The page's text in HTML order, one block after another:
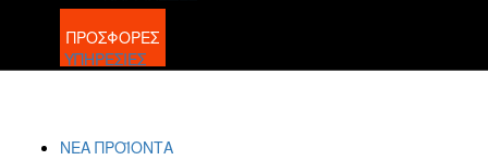
BLOG
ΠΡΟΣΦΟΡΕΣ
ΥΠΗΡΕΣΙΕΣ
ΝΕΑ ΠΡΟΪΟΝΤΑ